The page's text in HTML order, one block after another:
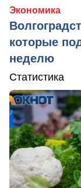
Экономика
которые
неделю
Статистика